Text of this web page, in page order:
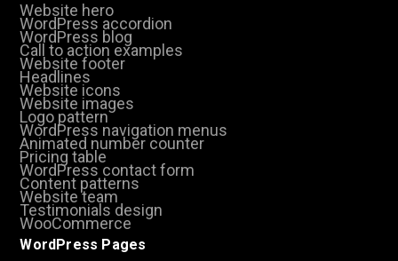
Website hero
WordPress accordion
WordPress blog
Call to action examples
Website footer
Headlines
Website icons
Website images
Logo pattern
WordPress navigation menus
Animated number counter
Pricing table
WordPress contact form
Content patterns
Website team
Testimonials design
WooCommerce
WordPress Pages